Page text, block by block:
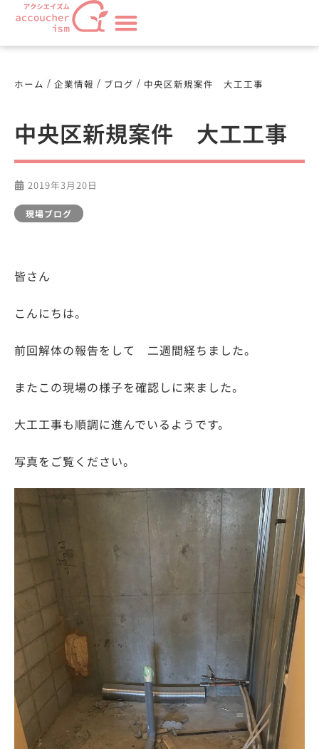
ホーム / 企業情報 / ブログ / 中央区新規案件 大工工事
中央区新規案件 大工工事
2019年3月20日
現場ブログ
皆さん
こんにちは。
前回解体の報告をして 二週間経ちました。
またこの現場の様子を確認しに来ました。
大工工事も順調に進んでいるようです。
写真をご覧ください。